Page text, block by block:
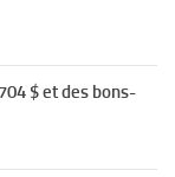
$ et des bons-